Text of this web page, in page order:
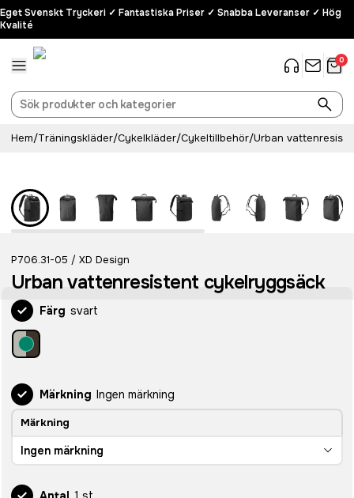
Eget Svenskt Tryckeri ✓ Fantastiska Priser ✓ Snabba Leveranser ✓ Hög
Kvalité
0
Hem/Träningskläder/Cykelkläder/Cykeltillbehör/Urban
P706.31-05 / XD Design
Urban vattenresistent cykelryggsäck
Färg svart
Märkning Ingen märkning
Märkning
Ingen märkning